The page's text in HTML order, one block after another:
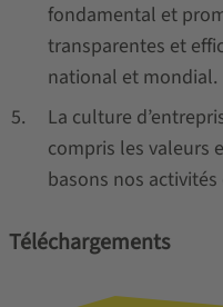
fondamental et
transparentes et
national et mondial.
La culture
compris les valeurs
basons nos
Téléchargements